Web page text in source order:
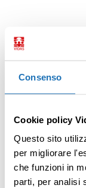
Consenso
Cookie policy
Questo sito
per migliorare
che funzioni in
parti, per analisi